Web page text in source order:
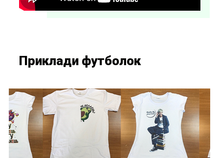
Приклади футболок